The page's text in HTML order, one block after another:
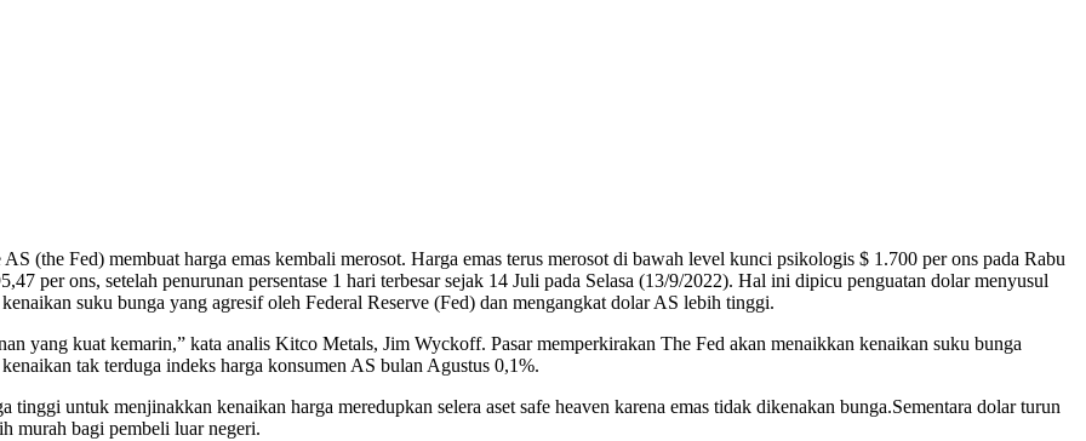
(the Fed) membuat harga emas kembali merosot. Harga emas terus merosot di bawah level kunci psikologis $ 1.700 per ons pada Rabu
per ons, setelah penurunan persentase 1 hari terbesar sejak 14 Juli pada Selasa (13/9/2022). Hal ini dipicu penguatan dolar menyusul
suku bunga yang agresif oleh Federal Reserve (Fed) dan mengangkat dolar AS lebih tinggi.
yang kuat kemarin,” kata analis Kitco Metals, Jim Wyckoff. Pasar memperkirakan The Fed akan menaikkan kenaikan suku bunga
tak terduga indeks harga konsumen AS bulan Agustus 0,1%.
untuk menjinakkan kenaikan harga meredupkan selera aset safe heaven karena emas tidak dikenakan bunga.Sementara dolar turun
murah bagi pembeli luar negeri.